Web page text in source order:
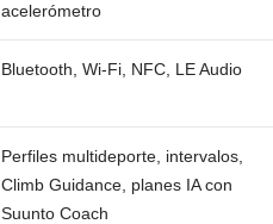
acelerómetro
Bluetooth, Wi-Fi, NFC, LE Audio
Perfiles multideporte, intervalos,
Climb Guidance, planes IA con
Suunto Coach